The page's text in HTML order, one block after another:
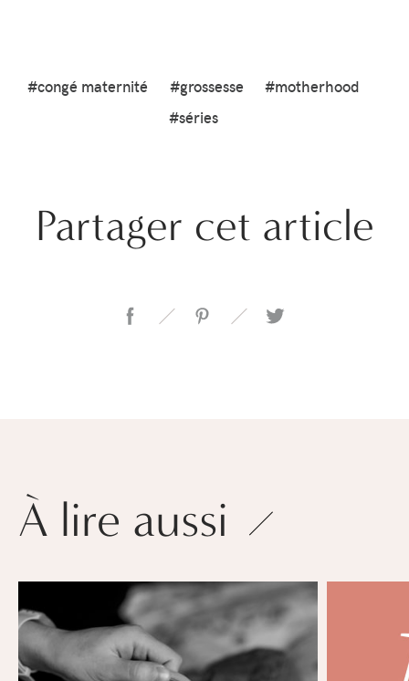
#congé maternité #grossesse
#motherhood
#séries
Partager cet article
À lire aussi